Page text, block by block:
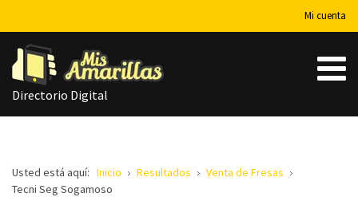
Mi cuenta
Directorio Digital
Usted está aquí: Inicio Resultados
Venta de Fresas
Tecni Seg Sogamoso